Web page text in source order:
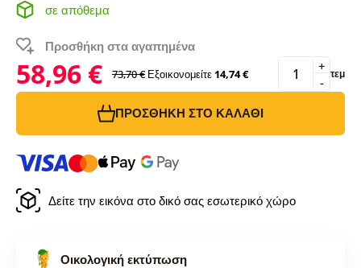
σε απόθεμα
Προσθήκη στα αγαπημένα
58,96 € 73,70 € Εξοικονομείτε14,74 € -
+ τεμ
ΠΡΟΣΘΉΚΗ ΣΤΟ ΚΑΛΆΘΙ
Δείτε την εικόνα στο δικό σας εσωτερικό χώρο
Οικολογική εκτύπωση